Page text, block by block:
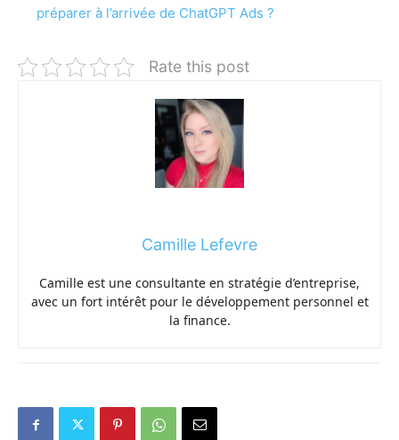
préparer à l’arrivée de ChatGPT Ads ?
Rate this post
Camille Lefevre
Camille est une consultante en stratégie d’entreprise,
avec un fort intérêt pour le développement personnel et
la finance.